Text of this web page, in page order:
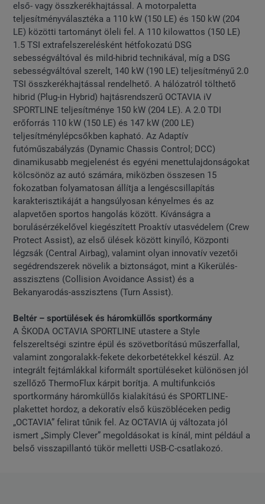
első- vagy összkerékhajtással. A motorpaletta
teljesítményválasztéka a 110 kW (150 LE) és 150 kW (204
LE) közötti tartományt öleli fel. A 110 kilowattos (150 LE)
1.5 TSI extrafelszerelésként hétfokozatú DSG
sebességváltóval és mild-hibrid technikával, míg a DSG
sebességváltóval szerelt, 140 kW (190 LE) teljesítményű 2.0
TSI összkerékhajtással rendelhető. A hálózatról tölthető
hibrid (Plug-in Hybrid) hajtásrendszerű OCTAVIA iV
SPORTLINE teljesítménye 150 kW (204 LE). A 2.0 TDI
erőforrás 110 kW (150 LE) és 147 kW (200 LE)
teljesítménylépcsőkben kapható. Az Adaptív
futóműszabályzás (Dynamic Chassis Control; DCC)
dinamikusabb megjelenést és egyéni menettulajdonságokat
kölcsönöz az autó számára, miközben összesen 15
fokozatban folyamatosan állítja a lengéscsillapítás
karakterisztikáját a hangsúlyosan kényelmes és az
alapvetően sportos hangolás között. Kívánságra a
borulásérzékelővel kiegészített Proaktív utasvédelem (Crew
Protect Assist), az első ülések között kinyíló, Központi
légzsák (Central Airbag), valamint olyan innovatív vezetői
segédrendszerek növelik a biztonságot, mint a Kikerülés-
asszisztens (Collision Avoidance Assist) és a
Bekanyarodás-asszisztens (Turn Assist).
Beltér – sportülések és háromküllős sportkormány
A ŠKODA OCTAVIA SPORTLINE utastere a Style
felszereltségi szintre épül és szövetborítású műszerfallal,
valamint zongoralakk-fekete dekorbetétekkel készül. Az
integrált fejtámlákkal kiformált sportüléseket különösen jól
szellőző ThermoFlux kárpit borítja. A multifunkciós
sportkormány háromküllős kialakítású és SPORTLINE-
plakettet hordoz, a dekoratív első küszöbléceken pedig
„OCTAVIA” felirat tűnik fel. Az OCTAVIA új változata jól
ismert „Simply Clever” megoldásokat is kínál, mint például a
belső visszapillantó tükör melletti USB-C-csatlakozó.